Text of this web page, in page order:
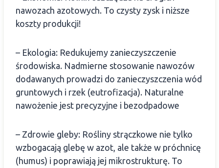
nawozach azotowych. To czysty zysk i niższe
koszty produkcji!
– Ekologia: Redukujemy zanieczyszczenie
środowiska. Nadmierne stosowanie nawozów
dodawanych prowadzi do zanieczyszczenia wód
gruntowych i rzek (eutrofizacja). Naturalne
nawożenie jest precyzyjne i bezodpadowe
– Zdrowie gleby: Rośliny strączkowe nie tylko
wzbogacają glebę w azot, ale także w próchnicę
(humus) i poprawiają jej mikrostrukturę. To